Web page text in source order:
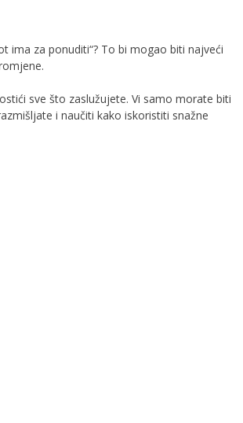
ima za ponuditi“? To bi mogao biti najveći
sve što zaslužujete. Vi samo morate biti
i naučiti kako iskoristiti snažne